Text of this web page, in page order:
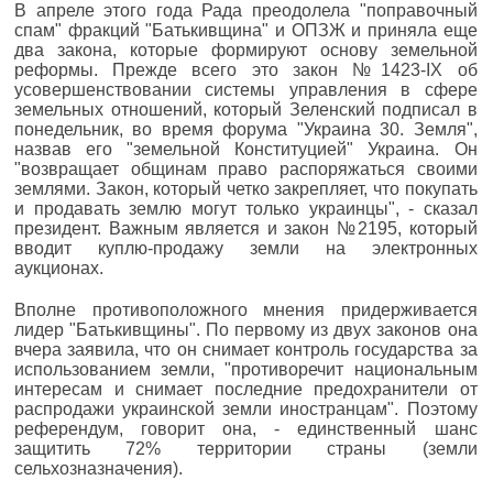
В апреле этого года Рада преодолела "поправочный
спам" фракций "Батькивщина" и ОПЗЖ и приняла еще
два закона, которые формируют основу земельной
реформы. Прежде всего это закон №1423-IX об
усовершенствовании системы управления в сфере
земельных отношений, который Зеленский подписал в
понедельник, во время форума "Украина 30. Земля",
назвав его "земельной Конституцией" Украина. Он
"возвращает общинам право распоряжаться своими
землями. Закон, который четко закрепляет, что покупать
и продавать землю могут только украинцы", - сказал
президент. Важным является и закон №2195, который
вводит куплю-продажу земли на электронных
аукционах.
Вполне противоположного мнения придерживается
лидер "Батькивщины". По первому из двух законов она
вчера заявила, что он снимает контроль государства за
использованием земли, "противоречит национальным
интересам и снимает последние предохранители от
распродажи украинской земли иностранцам". Поэтому
референдум, говорит она, - единственный шанс
защитить 72% территории страны (земли
сельхозназначения).